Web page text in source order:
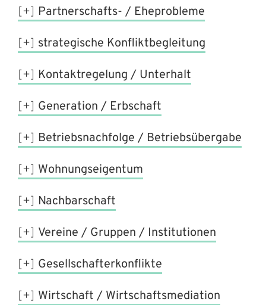
Partnerschafts- / Eheprobleme
strategische Konfliktbegleitung
Kontaktregelung / Unterhalt
Generation / Erbschaft
Betriebsnachfolge / Betriebsübergabe
Wohnungseigentum
Nachbarschaft
Vereine / Gruppen / Institutionen
Gesellschafterkonflikte
Wirtschaft / Wirtschaftsmediation